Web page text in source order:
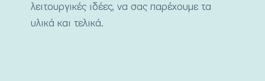
λειτουργικές ιδέες, να σας παρέχουμε τα
υλικά και τελικά.